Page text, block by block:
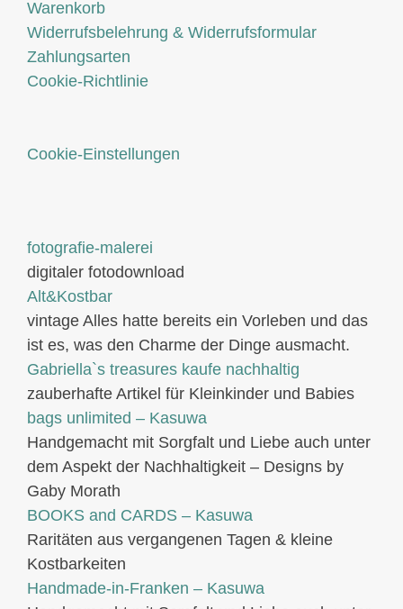
Warenkorb
Widerrufsbelehrung & Widerrufsformular
Zahlungsarten
Cookie-Richtlinie
Cookie-Einstellungen
fotografie-malerei
digitaler fotodownload
Alt&Kostbar
vintage Alles hatte bereits ein Vorleben und das
ist es, was den Charme der Dinge ausmacht.
Gabriella`s treasures kaufe nachhaltig
zauberhafte Artikel für Kleinkinder und Babies
bags unlimited – Kasuwa
Handgemacht mit Sorgfalt und Liebe auch unter
dem Aspekt der Nachhaltigkeit – Designs by
Gaby Morath
BOOKS and CARDS – Kasuwa
Raritäten aus vergangenen Tagen & kleine
Kostbarkeiten
Handmade-in-Franken – Kasuwa